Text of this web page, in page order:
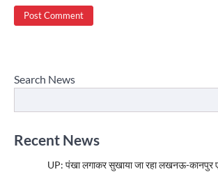
Search News
Recent News
UP: पंखा लगाकर सुखाया जा रहा लखनऊ-